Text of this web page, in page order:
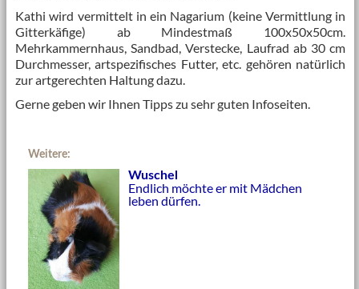
Kathi wird vermittelt in ein Nagarium (keine Vermittlung in
Gitterkäfige) ab Mindestmaß 100x50x50cm.
Mehrkammernhaus, Sandbad, Verstecke, Laufrad ab 30 cm
Durchmesser, artspezifisches Futter, etc. gehören natürlich
zur artgerechten Haltung dazu.
Gerne geben wir Ihnen Tipps zu sehr guten Infoseiten.
Weitere:
Wuschel
Endlich möchte er mit Mädchen
leben dürfen.